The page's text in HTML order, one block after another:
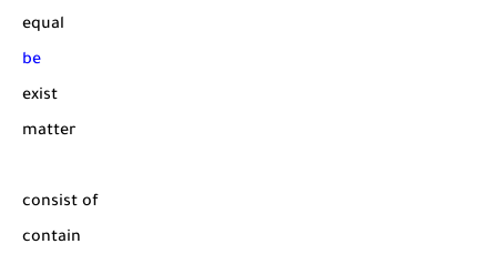
equal
be
exist
matter
consist of
contain